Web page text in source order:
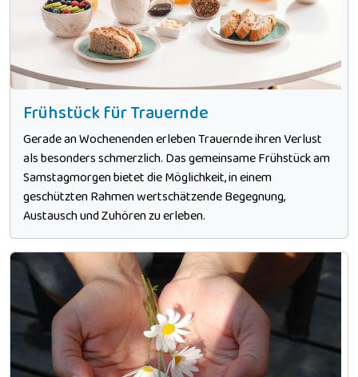
Frühstück für Trauernde
Gerade an Wochenenden erleben Trauernde ihren Verlust
als besonders schmerzlich. Das gemeinsame Frühstück am
Samstagmorgen bietet die Möglichkeit, in einem
geschützten Rahmen wertschätzende Begegnung,
Austausch und Zuhören zu erleben.